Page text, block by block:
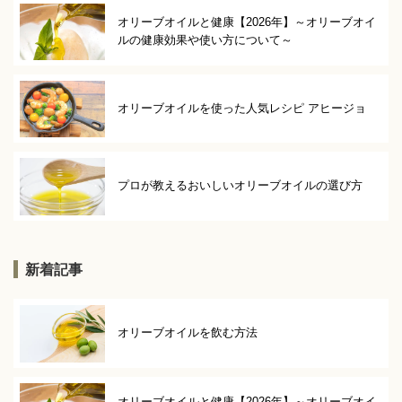
オリーブオイルと健康【2026年】～オリーブオイ
ルの健康効果や使い方について～
オリーブオイルを使った人気レシピ アヒージョ
プロが教えるおいしいオリーブオイルの選び方
新着記事
オリーブオイルを飲む方法